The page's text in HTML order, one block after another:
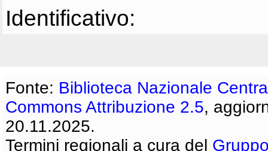
Identificativo:
Fonte: Biblioteca Nazionale
Commons Attribuzione 2.5,
20.11.2025.
Termini regionali a cura del